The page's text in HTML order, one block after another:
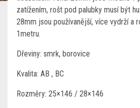
zatížením, rošt pod palubky musí být
28mm jsou používanější, více vydrží a
1metru.
Dřeviny: smrk, borovice
Kvalita: AB , BC
Rozměry: 25×146 / 28×146